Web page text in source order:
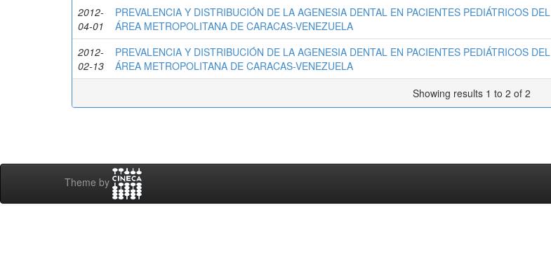
2012-
04-01
PREVALENCIA Y DISTRIBUCIÓN DE LA AGENESIA DENTAL EN PACIENTES PEDIÁTRICOS DEL
ÁREA METROPOLITANA DE CARACAS-VENEZUELA
2012-
02-13
PREVALENCIA Y DISTRIBUCIÓN DE LA AGENESIA DENTAL EN PACIENTES PEDIÁTRICOS DEL
ÁREA METROPOLITANA DE CARACAS-VENEZUELA
Showing results 1 to 2 of 2
Theme by